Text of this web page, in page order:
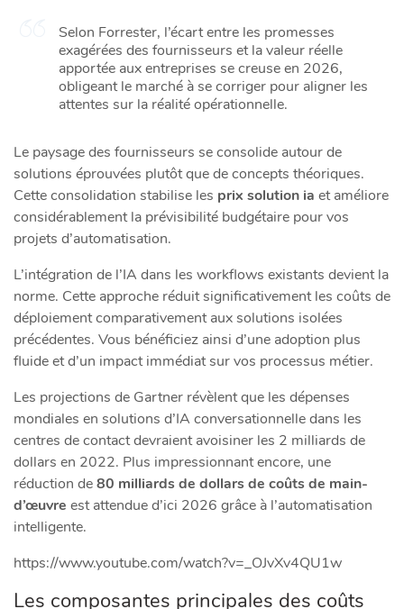
Selon Forrester, l’écart entre les promesses
exagérées des fournisseurs et la valeur réelle
apportée aux entreprises se creuse en 2026,
obligeant le marché à se corriger pour aligner les
attentes sur la réalité opérationnelle.
Le paysage des fournisseurs se consolide autour de
solutions éprouvées plutôt que de concepts théoriques.
Cette consolidation stabilise les prix solution ia et améliore
considérablement la prévisibilité budgétaire pour vos
projets d’automatisation.
L’intégration de l’IA dans les workflows existants devient la
norme. Cette approche réduit significativement les coûts de
déploiement comparativement aux solutions isolées
précédentes. Vous bénéficiez ainsi d’une adoption plus
fluide et d’un impact immédiat sur vos processus métier.
Les projections de Gartner révèlent que les dépenses
mondiales en solutions d’IA conversationnelle dans les
centres de contact devraient avoisiner les 2 milliards de
dollars en 2022. Plus impressionnant encore, une
réduction de80 milliards de dollars de coûts de main-
d’œuvre est attendue d’ici 2026 grâce à l’automatisation
intelligente.
https://www.youtube.com/watch?v=_OJvXv4QU1w
Les composantes principales des coûts